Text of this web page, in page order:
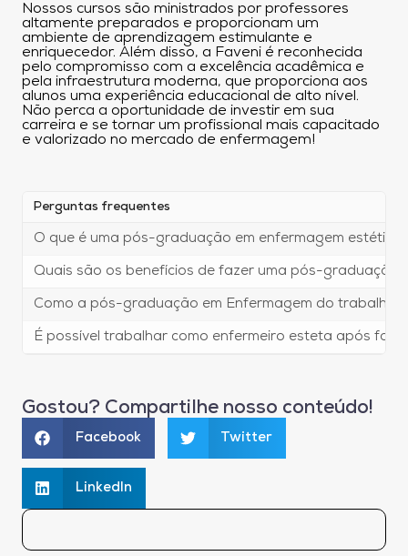
Nossos cursos são ministrados por professores
altamente preparados e proporcionam um
ambiente de aprendizagem estimulante e
enriquecedor. Além disso, a Faveni é reconhecida
pelo compromisso com a excelência acadêmica e
pela infraestrutura moderna, que proporciona aos
alunos uma experiência educacional de alto nível.
Não perca a oportunidade de investir em sua
carreira e se tornar um profissional mais capacitado
e valorizado no mercado de enfermagem!
Perguntas frequentes
O que é uma pós-graduação em enfermagem
Quais são os benefícios de fazer uma pós-graduação
Como a pós-graduação em Enfermagem do trabalho
É possível trabalhar como enfermeiro esteta após
Gostou? Compartilhe nosso conteúdo!
Facebook Twitter
LinkedIn